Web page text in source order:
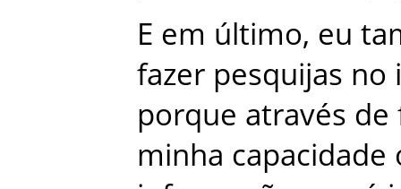
E em último, eu
fazer pesquijas no
porque através de
minha capacidade